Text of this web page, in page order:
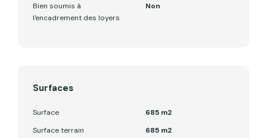
Bien soumis à
l'encadrement des loyers
Non
Surfaces
Surface
685 m2
Surface terrain
685 m2